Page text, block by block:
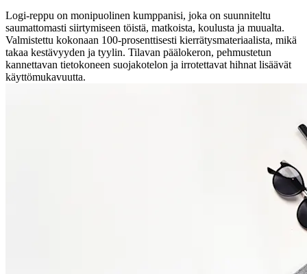
Logi-reppu on monipuolinen kumppanisi, joka on suunniteltu
saumattomasti siirtymiseen töistä, matkoista, koulusta ja muualta.
Valmistettu kokonaan 100-prosenttisesti kierrätysmateriaalista, mikä
takaa kestävyyden ja tyylin. Tilavan päälokeron, pehmustetun
kannettavan tietokoneen suojakotelon ja irrotettavat hihnat lisäävät
käyttömukavuutta.